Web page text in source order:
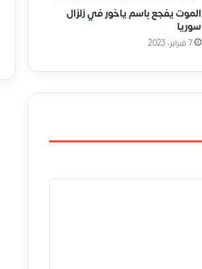
الموت يفجع باسم ياخور في زلزال
سوريا
7 فبراير، 2023